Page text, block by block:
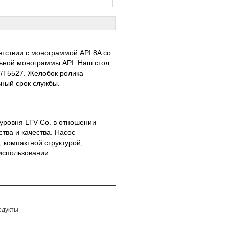
с монограммой API 8A со
монограммы API. Наш стол
T5527. Желобок ролика
срок службы.
LTV Co. в отношении
и качества. Насос
структурой,